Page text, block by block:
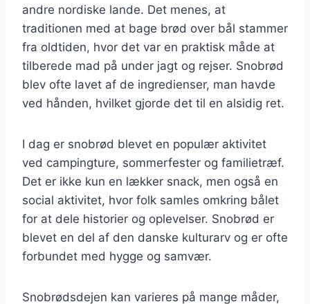
andre nordiske lande. Det menes, at
traditionen med at bage brød over bål stammer
fra oldtiden, hvor det var en praktisk måde at
tilberede mad på under jagt og rejser. Snobrød
blev ofte lavet af de ingredienser, man havde
ved hånden, hvilket gjorde det til en alsidig ret.
I dag er snobrød blevet en populær aktivitet
ved campingture, sommerfester og familietræf.
Det er ikke kun en lækker snack, men også en
social aktivitet, hvor folk samles omkring bålet
for at dele historier og oplevelser. Snobrød er
blevet en del af den danske kulturarv og er ofte
forbundet med hygge og samvær.
Snobrødsdejen kan varieres på mange måder,